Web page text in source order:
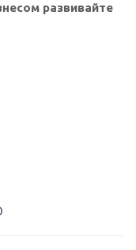
развивайте